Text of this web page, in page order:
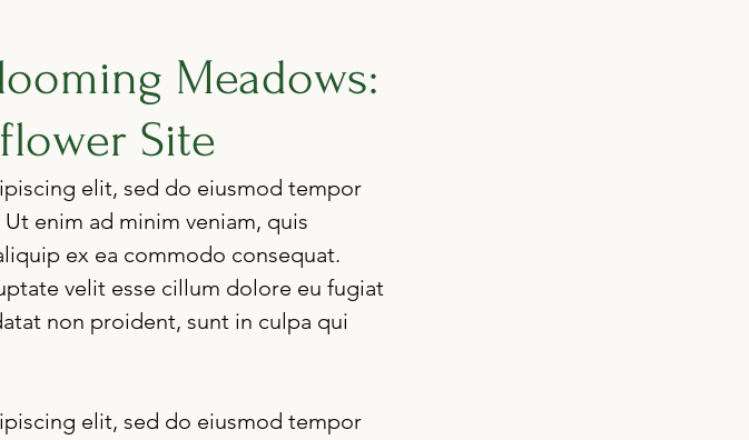
Meadows:
Site
elit, sed do eiusmod tempor
enim ad minim veniam, quis
ex ea commodo consequat.
velit esse cillum dolore eu fugiat
non proident, sunt in culpa qui
elit, sed do eiusmod tempor